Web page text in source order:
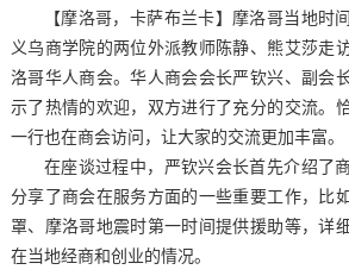
【摩洛哥，卡萨布兰卡】摩洛哥当地时
义乌商学院的两位外派教师陈静、熊艾莎走
洛哥华人商会。华人商会会长严钦兴、副会
示了热情的欢迎，双方进行了充分的交流。
一行也在商会访问，让大家的交流更加丰富。
在座谈过程中，严钦兴会长首先介绍了
分享了商会在服务方面的一些重要工作，比
罩、摩洛哥地震时第一时间提供援助等，详
在当地经商和创业的情况。